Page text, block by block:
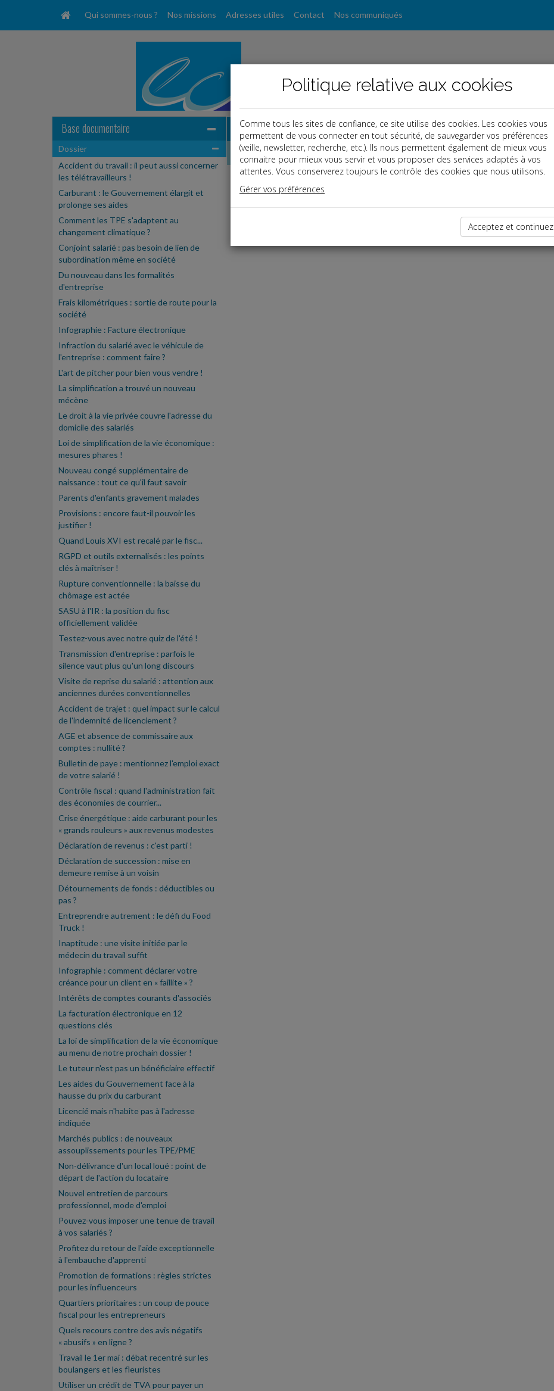
Qui sommes-nous ? Nos missions Adresses utiles Contact Nos communiqués
Base documentaire
Dossier
Accident du travail : il peut aussi concerner
les télétravailleurs !
Carburant : le Gouvernement élargit et
prolonge ses aides
Comment les TPE s'adaptent au
changement climatique ?
Conjoint salarié : pas besoin de lien de
subordination même en société
Du nouveau dans les formalités
d'entreprise
Frais kilométriques : sortie de route pour la
société
Infographie : Facture électronique
Infraction du salarié avec le véhicule de
l'entreprise : comment faire ?
L'art de pitcher pour bien vous vendre !
La simplification a trouvé un nouveau
mécène
Le droit à la vie privée couvre l'adresse du
domicile des salariés
Loi de simplification de la vie économique :
mesures phares !
Nouveau congé supplémentaire de
naissance : tout ce qu'il faut savoir
Parents d'enfants gravement malades
Provisions : encore faut-il pouvoir les
justifier !
Quand Louis XVI est recalé par le fisc...
RGPD et outils externalisés : les points
clés à maîtriser !
Rupture conventionnelle : la baisse du
chômage est actée
SASU à l'IR : la position du fisc
officiellement validée
Testez-vous avec notre quiz de l'été !
Transmission d'entreprise : parfois le
silence vaut plus qu'un long discours
Visite de reprise du salarié : attention aux
anciennes durées conventionnelles
Accident de trajet : quel impact sur le calcul
de l'indemnité de licenciement ?
AGE et absence de commissaire aux
comptes : nullité ?
Bulletin de paye : mentionnez l'emploi exact
de votre salarié !
Contrôle fiscal : quand l'administration fait
des économies de courrier...
Crise énergétique : aide carburant pour les
« grands rouleurs » aux revenus modestes
Déclaration de revenus : c'est parti !
Déclaration de succession : mise en
demeure remise à un voisin
Détournements de fonds : déductibles ou
pas ?
Entreprendre autrement : le défi du Food
Truck !
Inaptitude : une visite initiée par le
médecin du travail suffit
Infographie : comment déclarer votre
créance pour un client en « faillite » ?
Intérêts de comptes courants d'associés
La facturation électronique en 12
questions clés
La loi de simplification de la vie économique
au menu de notre prochain dossier !
Le tuteur n'est pas un bénéficiaire effectif
Les aides du Gouvernement face à la
hausse du prix du carburant
Licencié mais n'habite pas à l'adresse
indiquée
Marchés publics : de nouveaux
assouplissements pour les TPE/PME
Non-délivrance d'un local loué : point de
départ de l'action du locataire
Nouvel entretien de parcours
professionnel, mode d'emploi
Pouvez-vous imposer une tenue de travail
à vos salariés ?
Profitez du retour de l'aide exceptionnelle
à l'embauche d'apprenti
Promotion de formations : règles strictes
pour les influenceurs
Quartiers prioritaires : un coup de pouce
fiscal pour les entrepreneurs
Quels recours contre des avis négatifs
« abusifs » en ligne ?
Travail le 1er mai : débat recentré sur les
boulangers et les fleuristes
Utiliser un crédit de TVA pour payer un
Dossiers
Espace réservé
Si vous êtes client, saisissez votre identifiant et votre mot de passe.
Politique relative aux cookies
Comme tous les sites de confiance, ce site utilise des cookies. Les cookies vous
permettent de vous connecter en tout sécurité, de sauvegarder vos préférences
(veille, newsletter, recherche, etc.). Ils nous permettent également de mieux vous
connaitre pour mieux vous servir et vous proposer des services adaptés à vos
attentes. Vous conserverez toujours le contrôle des cookies que nous utilisons.
Gérer vos préférences
Acceptez et continuez